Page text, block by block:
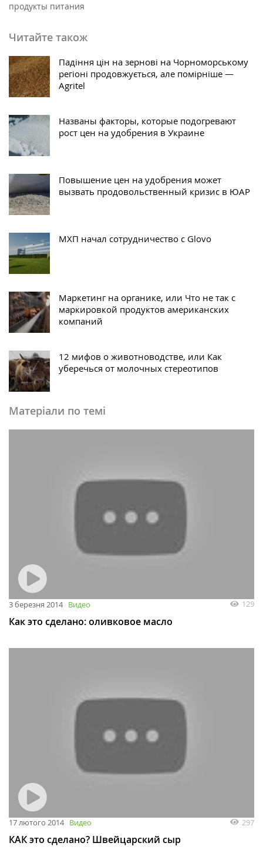
продукты питания
Читайте також
Падіння цін на зернові на Чорноморському
регіоні продовжується, але помірніше —
Agritel
Названы факторы, которые подогревают
рост цен на удобрения в Украине
Повышение цен на удобрения может
вызвать продовольственный кризис в ЮАР
МХП начал сотрудничество с Glovo
Маркетинг на органике, или Что не так с
маркировкой продуктов американских
компаний
12 мифов о животноводстве, или Как
уберечься от молочных стереотипов
Матеріали по темі
3 березня 2014 Видео 129
Как это сделано: оливковое масло
17 лютого 2014 Видео 297
КАК это сделано? Швейцарский сыр